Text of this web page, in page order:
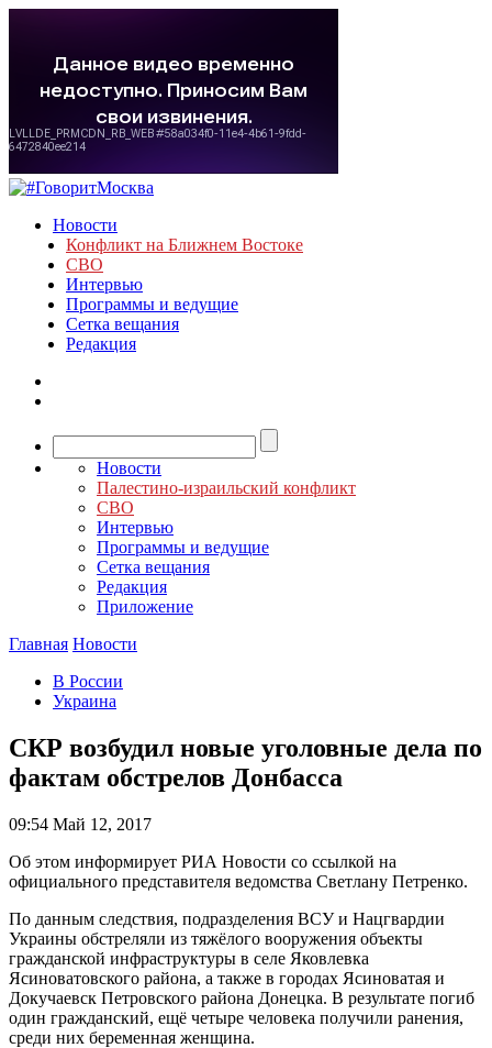
Новости
Конфликт на Ближнем Востоке
СВО
Интервью
Программы и ведущие
Сетка вещания
Редакция
Новости
Палестино-израильский конфликт
СВО
Интервью
Программы и ведущие
Сетка вещания
Редакция
Приложение
Главная Новости
В России
Украина
СКР возбудил новые уголовные дела по
фактам обстрелов Донбасса
09:54 Май 12, 2017
Об этом информирует РИА Новости со ссылкой на
официального представителя ведомства Светлану Петренко.
По данным следствия, подразделения ВСУ и Нацгвардии
Украины обстреляли из тяжёлого вооружения объекты
гражданской инфраструктуры в селе Яковлевка
Ясиноватовского района, а также в городах Ясиноватая и
Докучаевск Петровского района Донецка. В результате погиб
один гражданский, ещё четыре человека получили ранения,
среди них беременная женщина.